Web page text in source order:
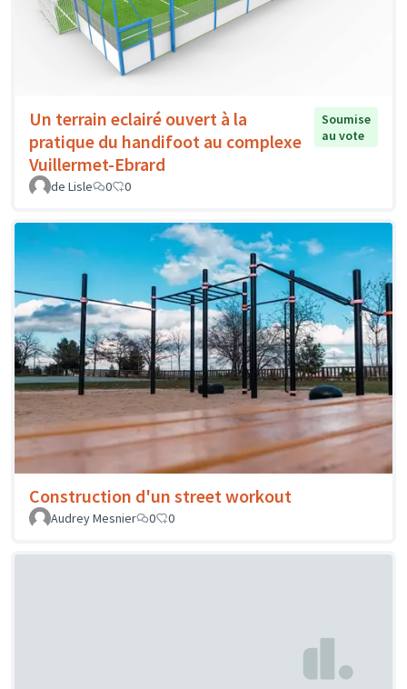
Un terrain eclairé ouvert à la
pratique du handifoot au complexe
Vuillermet-Ebrard
Soumise
au vote
de Lisle 0 0
Construction d'un street workout
Audrey Mesnier 0 0